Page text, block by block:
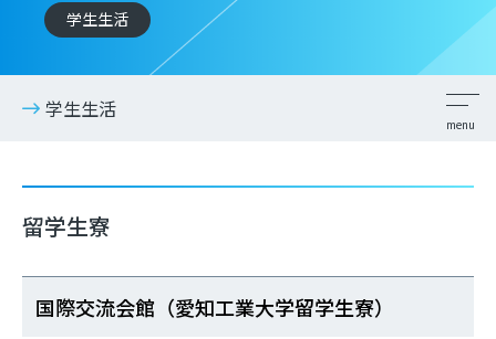
学生生活
学生生活
留学生寮
国際交流会館（愛知工業大学留学生寮）